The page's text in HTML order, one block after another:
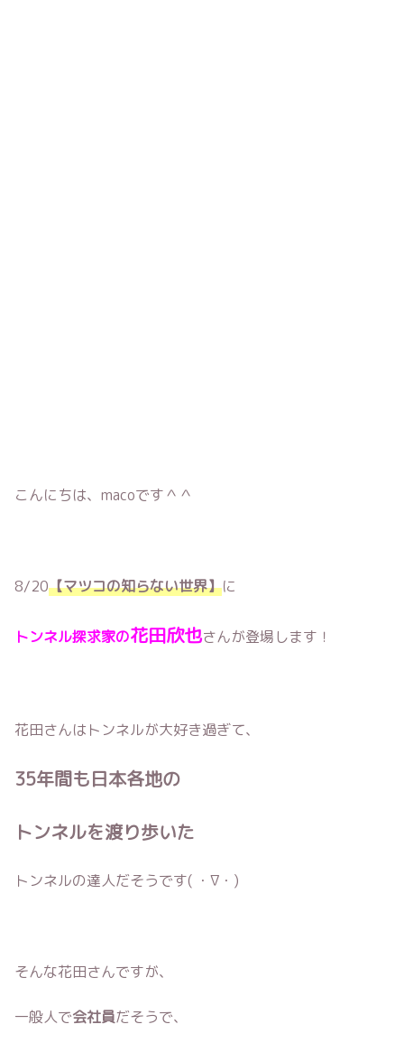
こんにちは、macoです＾＾
8/20【マツコの知らない世界】に
トンネル探求家の花田欣也さんが登場します！
花田さんはトンネルが大好き過ぎて、
35年間も日本各地の
トンネルを渡り歩いた
トンネルの達人だそうです( ・∇・)
そんな花田さんですが、
一般人で会社員だそうで、